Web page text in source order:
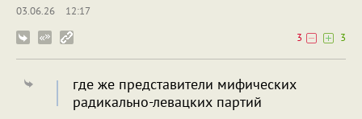
03.06.26
12:17
3
3
где же представители мифических
радикально-левацких партий